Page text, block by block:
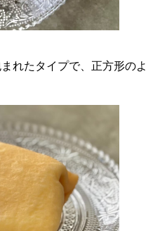
れたタイプで、正方形のよ